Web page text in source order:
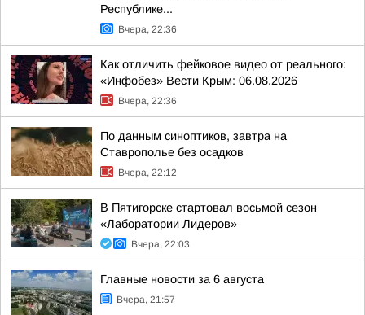
Республике...
Вчера, 22:36
Как отличить фейковое видео от реального:
«Инфобез» Вести Крым: 06.08.2026
Вчера, 22:36
По данным синоптиков, завтра на
Ставрополье без осадков
Вчера, 22:12
В Пятигорске стартовал восьмой сезон
«Лаборатории Лидеров»
Вчера, 22:03
Главные новости за 6 августа
Вчера, 21:57